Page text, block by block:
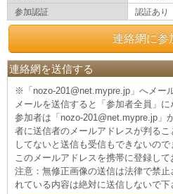
参加認証
認証あり
連絡網に参
連絡網を送信する
※「nozo-201@net.mypre.jp」へメー
メールを送信すると「参加者全員」に
参加者は「nozo-201@net.mypre.jp」
者に送信者のメールアドレスが判る
してないと送信も受信もできないの
このメールアドレスを携帯に登録して
注意：無修正画像の送信は法律で禁
れている内容は絶対に送信しないで下